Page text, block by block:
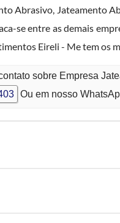
Abrasivo, Jateamento
se entre as demais
Eireli - Me tem os
sobre Empresa
Ou em nosso